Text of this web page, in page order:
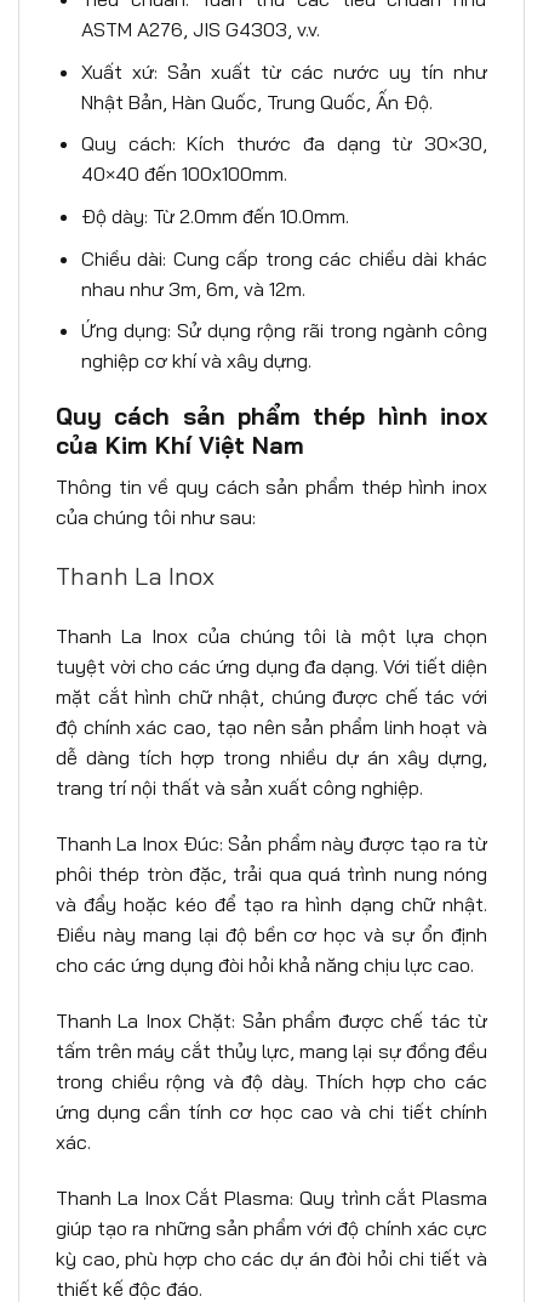
ASTM A276, JIS G4303, v.v.
Xuất xứ: Sản xuất từ các nước uy tín như
Nhật Bản, Hàn Quốc, Trung Quốc, Ấn Độ.
Quy cách: Kích thước đa dạng từ 30×30,
40×40 đến 100x100mm.
Độ dày: Từ 2.0mm đến 10.0mm.
Chiều dài: Cung cấp trong các chiều dài khác
nhau như 3m, 6m, và 12m.
Ứng dụng: Sử dụng rộng rãi trong ngành công
nghiệp cơ khí và xây dựng.
Quy cách sản phẩm thép hình inox
của Kim Khí Việt Nam
Thông tin về quy cách sản phẩm thép hình inox
của chúng tôi như sau:
Thanh La Inox
Thanh La Inox của chúng tôi là một lựa chọn
tuyệt vời cho các ứng dụng đa dạng. Với tiết diện
mặt cắt hình chữ nhật, chúng được chế tác với
độ chính xác cao, tạo nên sản phẩm linh hoạt và
dễ dàng tích hợp trong nhiều dự án xây dựng,
trang trí nội thất và sản xuất công nghiệp.
Thanh La Inox Đúc: Sản phẩm này được tạo ra từ
phôi thép tròn đặc, trải qua quá trình nung nóng
và đẩy hoặc kéo để tạo ra hình dạng chữ nhật.
Điều này mang lại độ bền cơ học và sự ổn định
cho các ứng dụng đòi hỏi khả năng chịu lực cao.
Thanh La Inox Chặt: Sản phẩm được chế tác từ
tấm trên máy cắt thủy lực, mang lại sự đồng đều
trong chiều rộng và độ dày. Thích hợp cho các
ứng dụng cần tính cơ học cao và chi tiết chính
xác.
Thanh La Inox Cắt Plasma: Quy trình cắt Plasma
giúp tạo ra những sản phẩm với độ chính xác cực
kỳ cao, phù hợp cho các dự án đòi hỏi chi tiết và
thiết kế độc đáo.